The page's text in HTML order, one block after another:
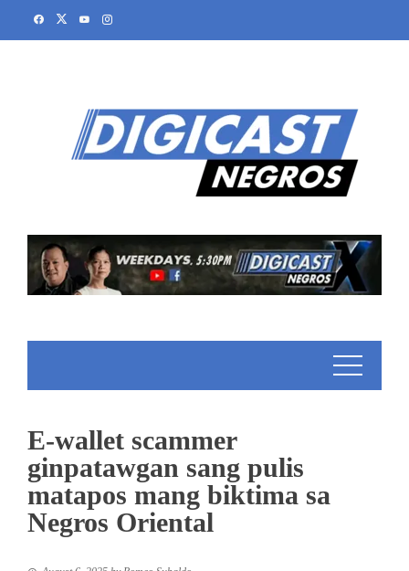
E-wallet scammer
ginpatawgan sang pulis
matapos mang biktima sa
Negros Oriental